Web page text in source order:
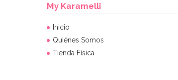
My Karamelli
Inicio
Quiénes Somos
Tienda Física